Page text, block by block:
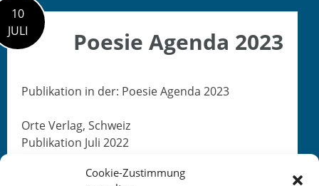
Cookie-Zustimmung
10
JULI
Poesie Agenda 2023
Pub­lika­tion in der: Poe­sie Agen­da 2023
Orte Ver­lag, Schweiz
Pub­lika­tion Juli 2022